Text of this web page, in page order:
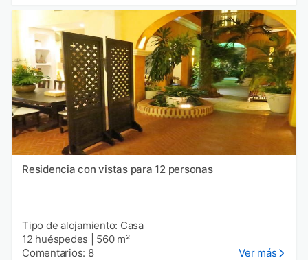
Residencia con vistas para 12 personas
Tipo de alojamiento: Casa
12 huéspedes
560 m²
Comentarios: 8
Ver más